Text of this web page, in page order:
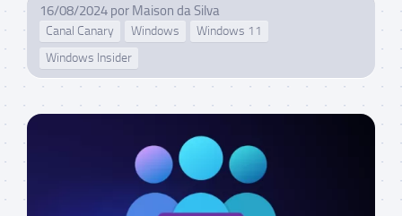
16/08/2024 por Maison da Silva
Canal Canary Windows
Windows 11
Windows Insider